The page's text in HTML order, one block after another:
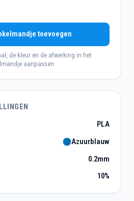
toevoegen
de kleur en de afwerking in het
aanpassen.
PLA
Azuurblauw
0.2mm
10%